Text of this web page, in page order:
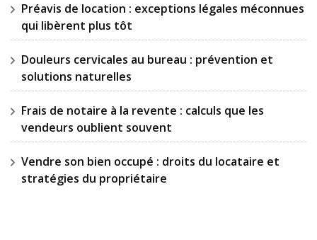
Préavis de location : exceptions légales méconnues
qui libèrent plus tôt
Douleurs cervicales au bureau : prévention et
solutions naturelles
Frais de notaire à la revente : calculs que les
vendeurs oublient souvent
Vendre son bien occupé : droits du locataire et
stratégies du propriétaire